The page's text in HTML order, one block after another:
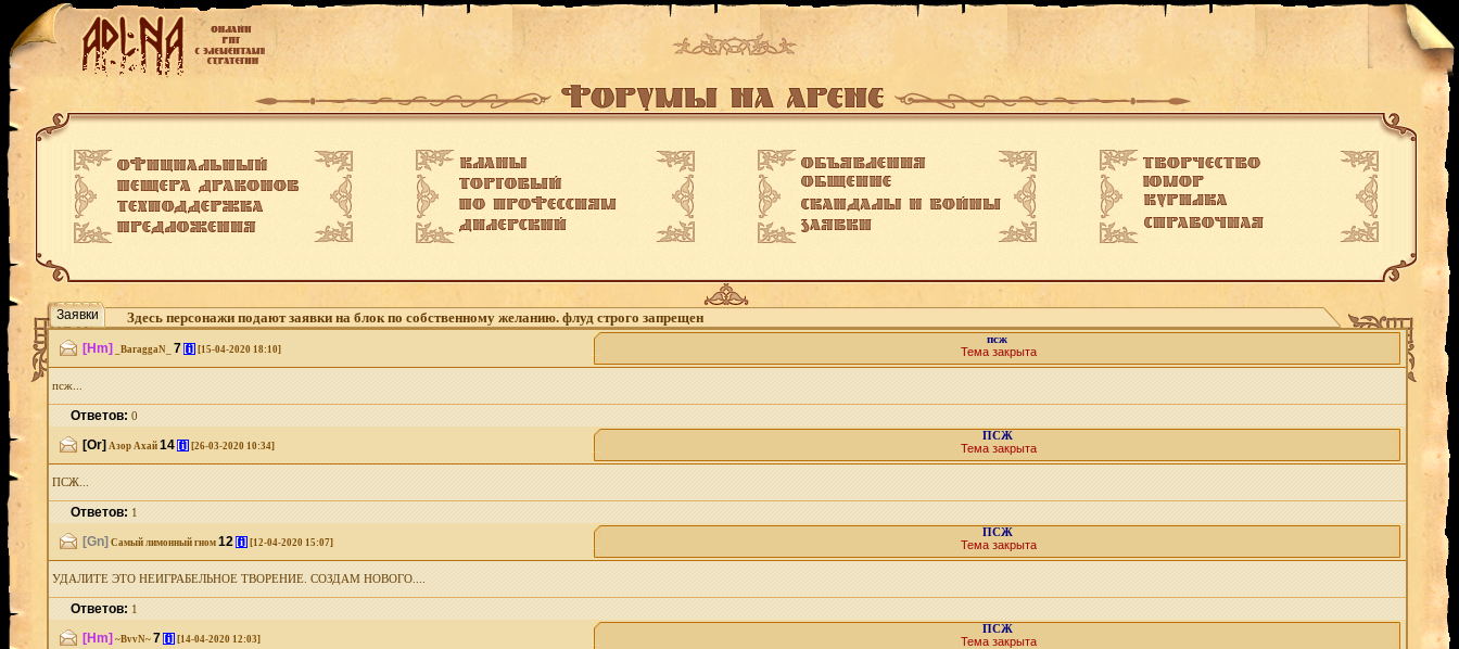
Заявки Здесь персонажи подают заявки на блок по собственному желанию. флуд строго запрещен
[Hm] _BaraggaN_ 7 [i] [15-04-2020 18:10]
псж
Тема закрыта
псж...
Ответов:0
[Or] Азор Ахай 14 [i] [26-03-2020 10:34]
ПСЖ
Тема закрыта
ПСЖ...
Ответов:1
[Gn] Самый лимонный гном 12 [i] [12-04-2020 15:07]
ПСЖ
Тема закрыта
УДАЛИТЕ ЭТО НЕИГРАБЕЛЬНОЕ ТВОРЕНИЕ. СОЗДАМ НОВОГО....
Ответов:1
[Hm] ~BvvN~ 7 [i] [14-04-2020 12:03]
ПСЖ
Тема закрыта